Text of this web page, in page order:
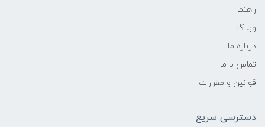
راهنما
وبلاگ
درباره ما
تماس با ما
قوانین و مقررات
دسترسی سریع